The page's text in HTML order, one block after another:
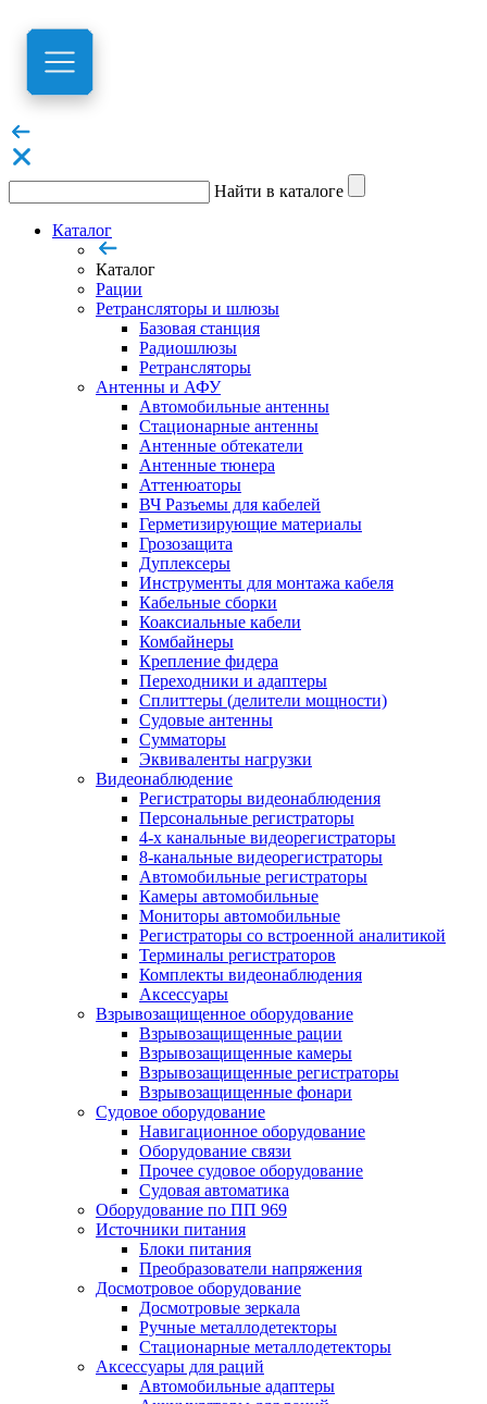
Найти в каталоге
Каталог
Каталог
Рации
Ретрансляторы и шлюзы
Базовая станция
Радиошлюзы
Ретрансляторы
Антенны и АФУ
Автомобильные антенны
Стационарные антенны
Антенные обтекатели
Антенные тюнера
Аттенюаторы
ВЧ Разъемы для кабелей
Герметизирующие материалы
Грозозащита
Дуплексеры
Инструменты для монтажа кабеля
Кабельные сборки
Коаксиальные кабели
Комбайнеры
Крепление фидера
Переходники и адаптеры
Сплиттеры (делители мощности)
Судовые антенны
Сумматоры
Эквиваленты нагрузки
Видеонаблюдение
Регистраторы видеонаблюдения
Персональные регистраторы
4-х канальные видеорегистраторы
8-канальные видеорегистраторы
Автомобильные регистраторы
Камеры автомобильные
Мониторы автомобильные
Регистраторы со встроенной аналитикой
Терминалы регистраторов
Комплекты видеонаблюдения
Аксессуары
Взрывозащищенное оборудование
Взрывозащищенные рации
Взрывозащищенные камеры
Взрывозащищенные регистраторы
Взрывозащищенные фонари
Судовое оборудование
Навигационное оборудование
Оборудование связи
Прочее судовое оборудование
Судовая автоматика
Оборудование по ПП 969
Источники питания
Блоки питания
Преобразователи напряжения
Досмотровое оборудование
Досмотровые зеркала
Ручные металлодетекторы
Стационарные металлодетекторы
Аксессуары для раций
Автомобильные адаптеры